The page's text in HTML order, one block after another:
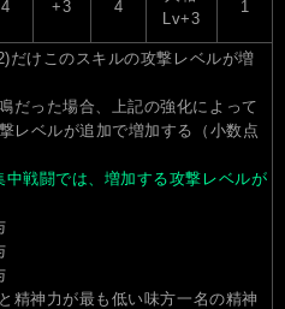
4 +3 4
Lv+3
1
だけこのスキルの攻撃レベルが増
だった場合、上記の強化によって
レベルが追加で増加する（小数点
戦闘では、増加する攻撃レベルが
精神力が最も低い味方一名の精神